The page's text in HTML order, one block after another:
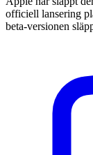
officiell lansering
beta-versionen